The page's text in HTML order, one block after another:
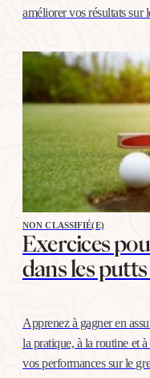
améliorer vos résultats sur
NON CLASSIFIÉ(E)
Exercices
dans les
Apprenez à gagner en
la pratique, à la routine et
vos performances sur le